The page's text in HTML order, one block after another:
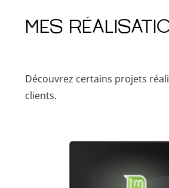
MES
Découvrez certains projets
clients.